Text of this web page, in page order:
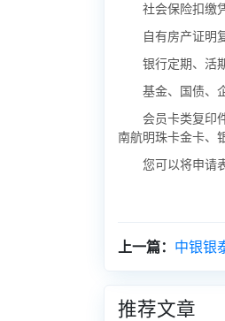
社会保险扣缴
自有房产证明
银行定期、活
基金、国债、
会员卡类复印
南航明珠卡金卡、
您可以将申请
上一篇： 中银银
推荐文章